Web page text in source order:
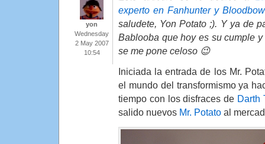
yon
Wednesday
2 May 2007
10:54
experto en Fanhunter y
saludete, Yon Potato ;). Y ya de
Bablooba que hoy es su cumple y
se me pone celoso 😉
Iniciada la entrada de los Mr.
el mundo del transformismo ya
tiempo con los disfraces de Darth
salido nuevos Mr. Potato al